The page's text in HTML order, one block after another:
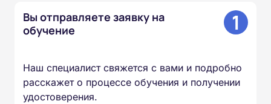
Вы отправляете заявку на
обучение
1
Наш специалист свяжется с вами и подробно
расскажет о процессе обучения и получении
удостоверения.